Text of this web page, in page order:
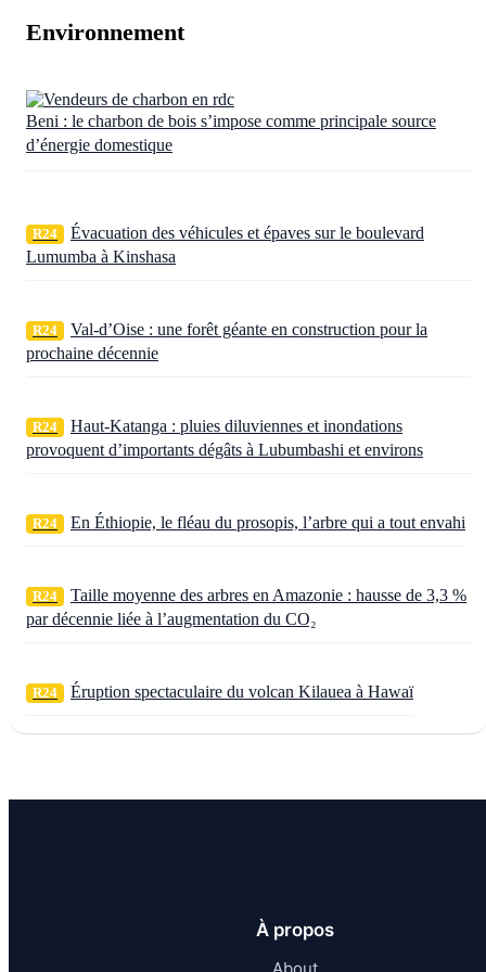
Environnement
Beni : le charbon de bois s’impose comme principale source
d’énergie domestique
R24
Évacuation des véhicules et épaves sur le boulevard
Lumumba à Kinshasa
R24
Val-d’Oise : une forêt géante en construction pour la
prochaine décennie
R24
Haut-Katanga : pluies diluviennes et inondations
provoquent d’importants dégâts à Lubumbashi et environs
R24 En Éthiopie, le fléau du prosopis, l’arbre qui a tout envahi
R24
Taille moyenne des arbres en Amazonie : hausse de 3,3 %
par décennie liée à l’augmentation du CO₂
R24 Éruption spectaculaire du volcan Kilauea à Hawaï
À propos
About